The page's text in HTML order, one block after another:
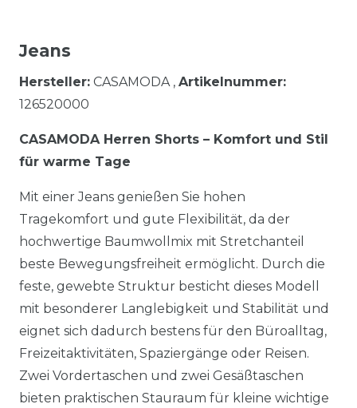
Jeans
Hersteller: CASAMODA , Artikelnummer:
126520000
CASAMODA Herren Shorts – Komfort und Stil
für warme Tage
Mit einer Jeans genießen Sie hohen
Tragekomfort und gute Flexibilität, da der
hochwertige Baumwollmix mit Stretchanteil
beste Bewegungsfreiheit ermöglicht. Durch die
feste, gewebte Struktur besticht dieses Modell
mit besonderer Langlebigkeit und Stabilität und
eignet sich dadurch bestens für den Büroalltag,
Freizeitaktivitäten, Spaziergänge oder Reisen.
Zwei Vordertaschen und zwei Gesäßtaschen
bieten praktischen Stauraum für kleine wichtige